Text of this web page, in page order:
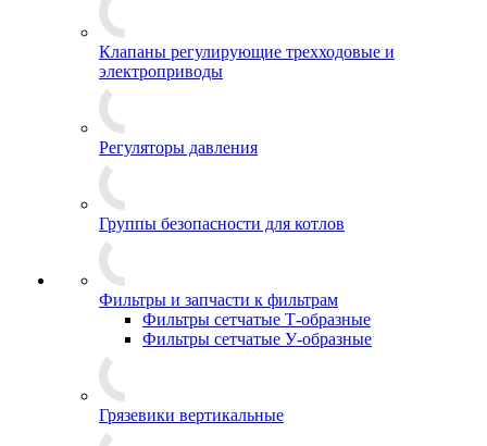
Клапаны регулирующие трехходовые и
электроприводы
Регуляторы давления
Группы безопасности для котлов
Фильтры и запчасти к фильтрам
Фильтры сетчатые Т-образные
Фильтры сетчатые У-образные
Грязевики вертикальные